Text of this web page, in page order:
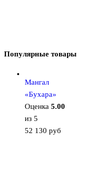
Популярные товары
Мангал
«Бухара»
Оценка 5.00
из 5
52 130 руб